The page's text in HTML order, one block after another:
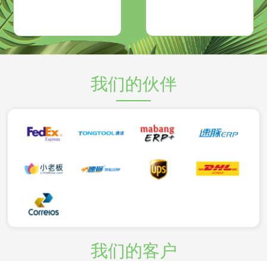
我们的伙伴
我们的客户